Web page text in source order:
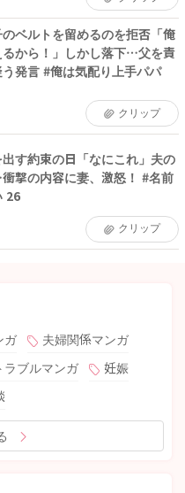
ベルトを留めるのを拒否「俺
るから！」しかし落下…父を責
発言 #俺は気配り上手パパ
クリップ
す約束の日「なにこれ」夫の
撃の内容に妻、激怒！ #名前
26
クリップ
ガ
夫婦関係マンガ
ラブルマンガ
妊娠